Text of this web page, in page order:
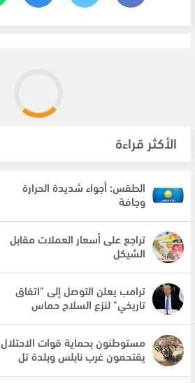
الأكثر قراءة
الطقس: أجواء شديدة الحرارة
وجافة
تراجع على أسعار العملات مقابل
الشيكل
ترامب يعلن التوصل إلى "اتفاق
تاريخي" لنزع السلاح حماس
مستوطنون بحماية قوات الاحتلال
يقتحمون غرب نابلس وبلدة تل